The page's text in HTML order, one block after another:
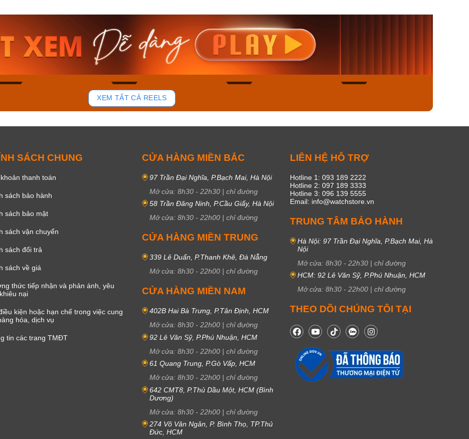
Nam MTS-
1AVDF
Mua ngay
39
Casio Nam MTS-
RS100L-1AVDF
4.276.000₫
3.634.600₫
Casio Unisex AQ-
230EL-1ADF
2.117.000₫
1.799.450₫
Mua ngay
XEM TẤT CẢ REELS
SÁCH CHUNG
thanh toán
sách bảo hành
sách bảo mật
sách vận chuyển
sách đổi trả
sách về giá
thức tiếp nhận và phản ánh, yêu
nại
kiện hoặc hạn chế trong việc cung
hóa, dịch vụ
tin các trang TMĐT
CỬA HÀNG MIỀN BẮC
97 Trần Đại Nghĩa, P.Bạch Mai, Hà Nội
Mở cửa: 8h30 - 22h30 | chỉ đường
58 Trần Đăng Ninh, P.Cầu Giấy, Hà Nội
Mở cửa: 8h30 - 22h00 | chỉ đường
CỬA HÀNG MIỀN TRUNG
339 Lê Duẩn, P.Thanh Khê, Đà Nẵng
Mở cửa: 8h30 - 22h00 | chỉ đường
CỬA HÀNG MIỀN NAM
402B Hai Bà Trưng, P.Tân Định, HCM
Mở cửa: 8h30 - 22h00 | chỉ đường
92 Lê Văn Sỹ, P.Phú Nhuận, HCM
Mở cửa: 8h30 - 22h00 | chỉ đường
61 Quang Trung, P.Gò Vấp, HCM
Mở cửa: 8h30 - 22h00 | chỉ đường
642 CMT8, P.Thủ Dầu Một, HCM (Bình
Dương)
Mở cửa: 8h30 - 22h00 | chỉ đường
274 Võ Văn Ngân, P. Bình Thọ, TP.Thủ
Đức, HCM
LIÊN HỆ HỖ TRỢ
Hotline 1: 093 189 2222
Hotline 2: 097 189 3333
Hotline 3: 096 139 5555
Email: info@watchstore.vn
TRUNG TÂM BẢO HÀNH
Hà Nội: 97 Trần Đại Nghĩa, P.Bạch Mai, Hà
Nội
Mở cửa: 8h30 - 22h30 | chỉ đường
HCM: 92 Lê Văn Sỹ, P.Phú Nhuận, HCM
Mở cửa: 8h30 - 22h00 | chỉ đường
THEO DÕI CHÚNG TÔI TẠI